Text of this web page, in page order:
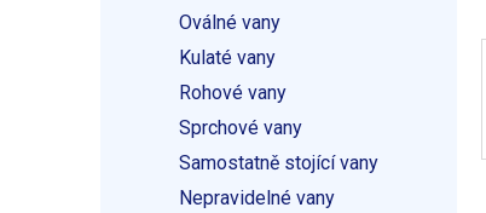
Oválné vany
Kulaté vany
Rohové vany
Sprchové vany
Samostatně stojící vany
Nepravidelné vany